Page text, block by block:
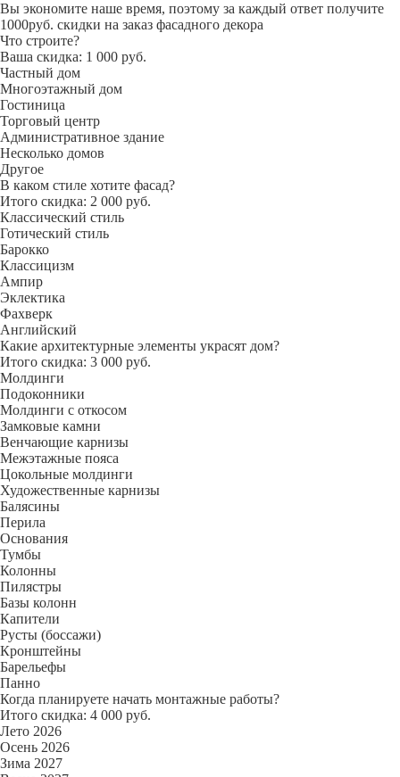
Вы экономите наше время, поэтому за каждый ответ получите
1000руб. скидки на заказ фасадного декора
Что строите?
Ваша скидка: 1 000 руб.
Частный дом
Многоэтажный дом
Гостиница
Торговый центр
Административное здание
Несколько домов
Другое
В каком стиле хотите фасад?
Итого скидка: 2 000 руб.
Классический стиль
Готический стиль
Барокко
Классицизм
Ампир
Эклектика
Фахверк
Английский
Какие архитектурные элементы украсят дом?
Итого скидка: 3 000 руб.
Молдинги
Подоконники
Молдинги с откосом
Замковые камни
Венчающие карнизы
Межэтажные пояса
Цокольные молдинги
Художественные карнизы
Балясины
Перила
Основания
Тумбы
Колонны
Пилястры
Базы колонн
Капители
Русты (боссажи)
Кронштейны
Барельефы
Панно
Когда планируете начать монтажные работы?
Итого скидка: 4 000 руб.
Лето 2026
Осень 2026
Зима 2027